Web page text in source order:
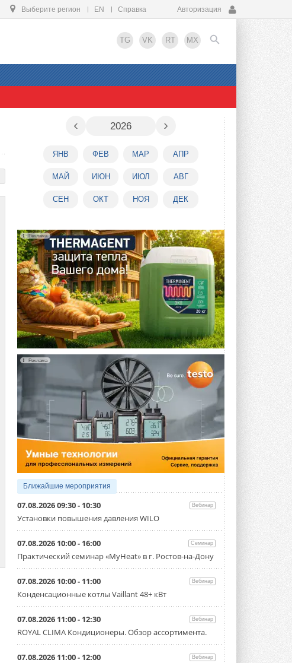
Выберите регион EN Справка Авторизация
TG VK RT MX
EN
‹ 2026 ›
ЯНВ ФЕВ МАР АПР
МАЙ ИЮН ИЮЛ АВГ
СЕН ОКТ НОЯ ДЕК
Реклама
Реклама
Ближайшие мероприятия
07.08.2026 09:30 - 10:30 Вебинар
Установки повышения давления WILO
07.08.2026 10:00 - 16:00 Семинар
Практический семинар «MyHeat» в г. Ростов-на-Дону
07.08.2026 10:00 - 11:00 Вебинар
Конденсационные котлы Vaillant 48+ кВт
07.08.2026 11:00 - 12:30 Вебинар
ROYAL CLIMA Кондиционеры. Обзор ассортимента.
07.08.2026 11:00 - 12:00 Вебинар